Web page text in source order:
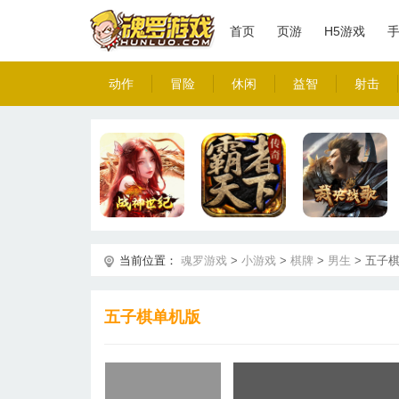
首页 页游 H5游戏
动作 冒险 休闲 益智 射击
当前位置： 魂罗游戏 > 小游戏 > 棋牌 > 男生 > 五子
五子棋单机版